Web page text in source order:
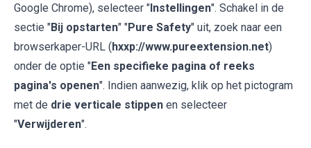
Google Chrome), selecteer "Instellingen". Schakel in de
sectie "Bij opstarten" "Pure Safety" uit, zoek naar een
browserkaper-URL (hxxp://www.pureextension.net)
onder de optie "Een specifieke pagina of reeks
pagina's openen". Indien aanwezig, klik op het pictogram
met de drie verticale stippen en selecteer
"Verwijderen".